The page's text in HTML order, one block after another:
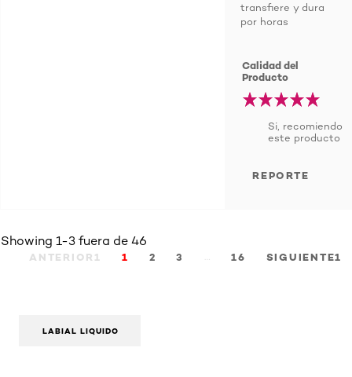
transfiere y dura
por horas
Calidad del
Producto
Si, recomiendo
este producto
REPORTE
Showing 1-3 fuera de 46
ANTERIOR1 1 2 3 16 SIGUIENTE1
LABIAL LIQUIDO